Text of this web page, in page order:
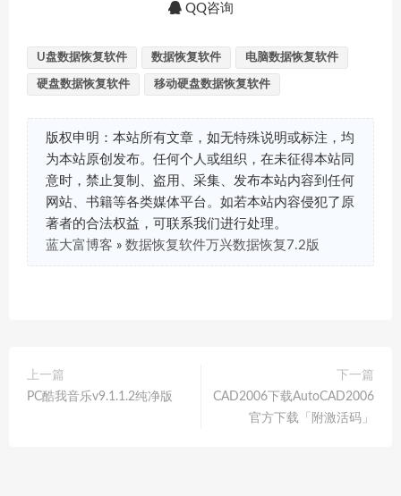
QQ咨询
U盘数据恢复软件 数据恢复软件 电脑数据恢复软件
硬盘数据恢复软件 移动硬盘数据恢复软件
版权申明：本站所有文章，如无特殊说明或标注，均
为本站原创发布。任何个人或组织，在未征得本站同
意时，禁止复制、盗用、采集、发布本站内容到任何
网站、书籍等各类媒体平台。如若本站内容侵犯了原
著者的合法权益，可联系我们进行处理。
蓝大富博客 » 数据恢复软件万兴数据恢复7.2版
上一篇
PC酷我音乐v9.1.1.2纯净版
下一篇
CAD2006下载AutoCAD2006
官方下载「附激活码」